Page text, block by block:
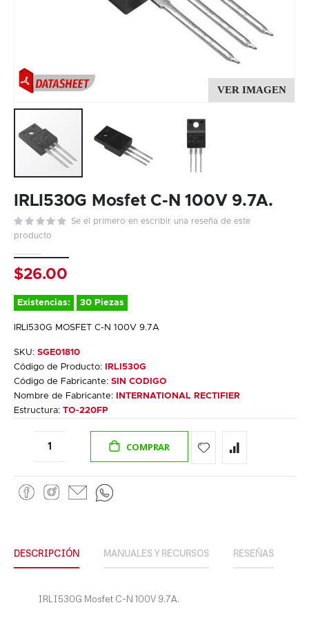
beginning
of
the
images
IRLI530G Mosfet C-N 100V 9.7A.
Se el primero en escribir una reseña de este
producto
$26.00
Existencias: 30 Piezas
IRLI530G MOSFET C-N 100V 9.7A
SKU: SGE01810
Código de Producto:
IRLI530G
Código de Fabricante: SIN CODIGO
Nombre de Fabricante:
INTERNATIONAL RECTIFIER
Estructura: TO-220FP
COMPRAR
DESCRIPCIÓN MANUALES Y RECURSOS RESEÑAS
IRLI530G Mosfet C-N 100V 9.7A.